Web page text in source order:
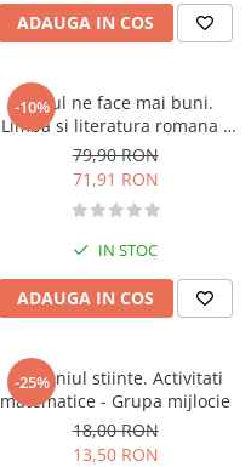
ADAUGA IN COS
-10%
Cititul ne face mai buni.
Limba si literatura romana -
Clasa 12
79,90 RON
71,91 RON
IN STOC
ADAUGA IN COS
-25%
Domeniul stiinte. Activitati
matematice - Grupa mijlocie
18,00 RON
13,50 RON